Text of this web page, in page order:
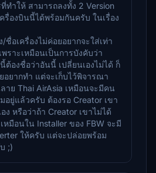
ทำให้ สามารถลงทั้ง 2 Version
รื่องบินนี้ได้พร้อมกันครับ ในเรื่อง
/ชื่อเครื่องไม่ค่อยอยากจะใส่เท่า
พราะเหมือนเป็นการบังคับว่า
ต้องชื่อว่าอันนี้ เปลี่ยนเองไม่ได้ ก็
อยากทำ แต่จะเก็บไว้พิจารณา
าย Thai AirAsia เหมือนจะมีคน
อยู่แล้วครับ ต้องรอ Creator เขา
ง หรือว่าถ้า Creator เขาไม่ได้
หมือนใน Installer ของ FBW จะมี
ให้ครับ แต่จะปล่อยพร้อม
;)